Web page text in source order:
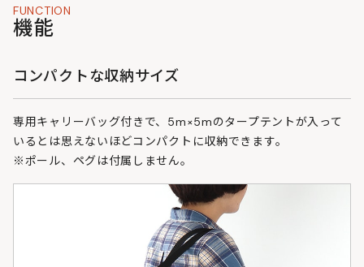
FUNCTION
機能
コンパクトな収納サイズ
専用キャリーバッグ付きで、5m×5mのタープテントが入って
いるとは思えないほどコンパクトに収納できます。
※ポール、ペグは付属しません。